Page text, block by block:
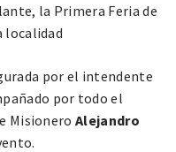
la Primera Feria de
localidad
por el intendente
por todo el
MisioneroAlejandro